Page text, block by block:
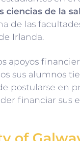
ciencias de la
de las
Irlanda.
apoyos
sus alumnos
postularse en
financiar sus